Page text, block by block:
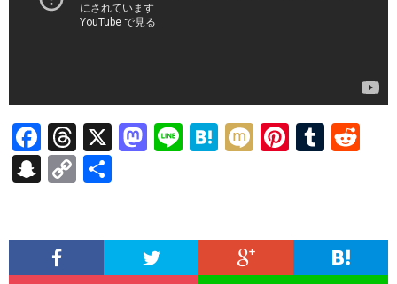
F
ac
e
o
T
hr
ea
X
M
o
Li H
a
M Pi
t
T
r
t
S
pc
C